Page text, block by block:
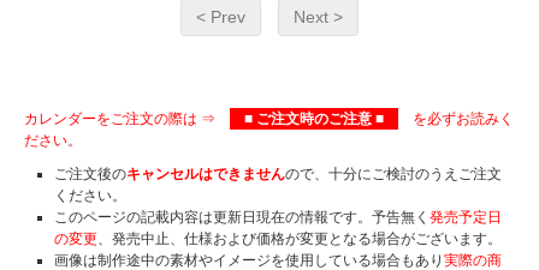
< Prev Next >
カレンダーをご注文の際は ⇒ ■ ご注文時のご注意 ■
を必ずお読みく
ださい。
ご注文後のキャンセルはできませんので、十分にご検討のうえご注文
ください。
このページの記載内容は更新日現在の情報です。予告無く 発売予定日
の変更、発売中止、仕様および価格が変更となる場合がございます。
画像は制作途中の素材やイメージを使用している場合もあり 実際の商